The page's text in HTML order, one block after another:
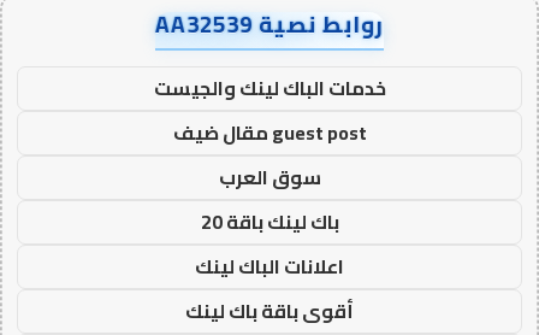
روابط نصية AA32539
خدمات الباك لينك والجيست
guest post مقال ضيف
سوق العرب
باك لينك باقة 20
اعلانات الباك لينك
أقوى باقة باك لينك